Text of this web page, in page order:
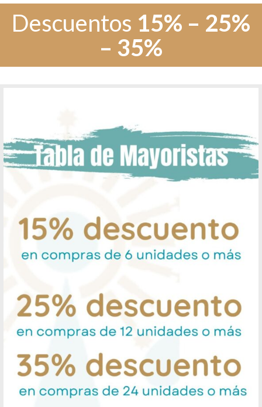
Descuentos 15% – 25%
– 35%